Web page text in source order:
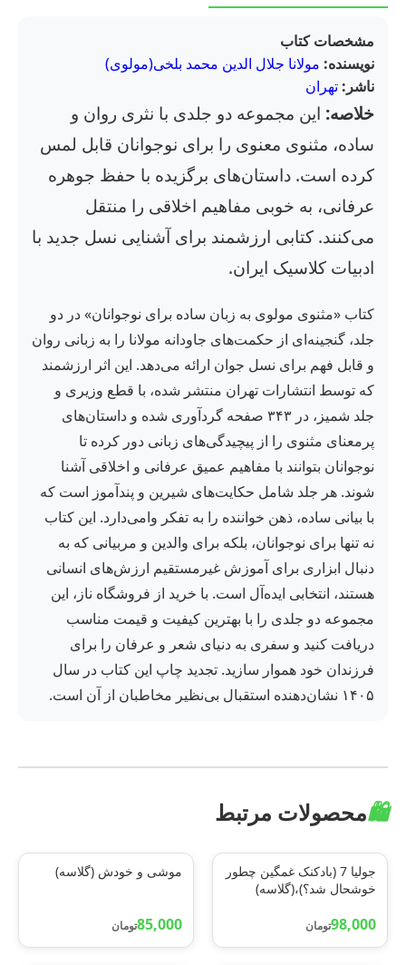
مشخصات کتاب
نویسنده: مولانا جلال الدین محمد بلخی(مولوی)
ناشر: تهران
خلاصه: این مجموعه دو جلدی با نثری روان و
ساده، مثنوی معنوی را برای نوجوانان قابل لمس
کرده است. داستان‌های برگزیده با حفظ جوهره
عرفانی، به خوبی مفاهیم اخلاقی را منتقل
می‌کنند. کتابی ارزشمند برای آشنایی نسل جدید با
ادبیات کلاسیک ایران.
کتاب «مثنوی مولوی به زبان ساده برای نوجوانان» در دو
جلد، گنجینه‌ای از حکمت‌های جاودانه مولانا را به زبانی روان
و قابل فهم برای نسل جوان ارائه می‌دهد. این اثر ارزشمند
که توسط انتشارات تهران منتشر شده، با قطع وزیری و
جلد شمیز، در ۳۴۳ صفحه گردآوری شده و داستان‌های
پرمعنای مثنوی را از پیچیدگی‌های زبانی دور کرده تا
نوجوانان بتوانند با مفاهیم عمیق عرفانی و اخلاقی آشنا
شوند. هر جلد شامل حکایت‌های شیرین و پندآموز است که
با بیانی ساده، ذهن خواننده را به تفکر وامی‌دارد. این کتاب
نه تنها برای نوجوانان، بلکه برای والدین و مربیانی که به
دنبال ابزاری برای آموزش غیرمستقیم ارزش‌های انسانی
هستند، انتخابی ایده‌آل است. با خرید از فروشگاه ناز، این
مجموعه دو جلدی را با بهترین کیفیت و قیمت مناسب
دریافت کنید و سفری به دنیای شعر و عرفان را برای
فرزندان خود هموار سازید. تجدید چاپ این کتاب در سال
۱۴۰۵ نشان‌دهنده استقبال بی‌نظیر مخاطبان از آن است.
🛍️محصولات مرتبط
جولیا 7 (بادکنک غمگین چطور
خوشحال شد؟)،(گلاسه)
98,000تومان
موشی و خودش (گلاسه)
85,000تومان